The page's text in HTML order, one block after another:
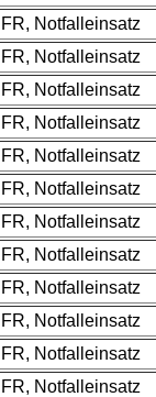
FR, Notfalleinsatz
FR, Notfalleinsatz
FR, Notfalleinsatz
FR, Notfalleinsatz
FR, Notfalleinsatz
FR, Notfalleinsatz
FR, Notfalleinsatz
FR, Notfalleinsatz
FR, Notfalleinsatz
FR, Notfalleinsatz
FR, Notfalleinsatz
FR, Notfalleinsatz